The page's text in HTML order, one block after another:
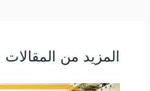
المزيد من المقالات